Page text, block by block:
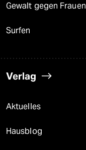
Gewalt gegen Frauen
Surfen
Verlag
Aktuelles
Hausblog